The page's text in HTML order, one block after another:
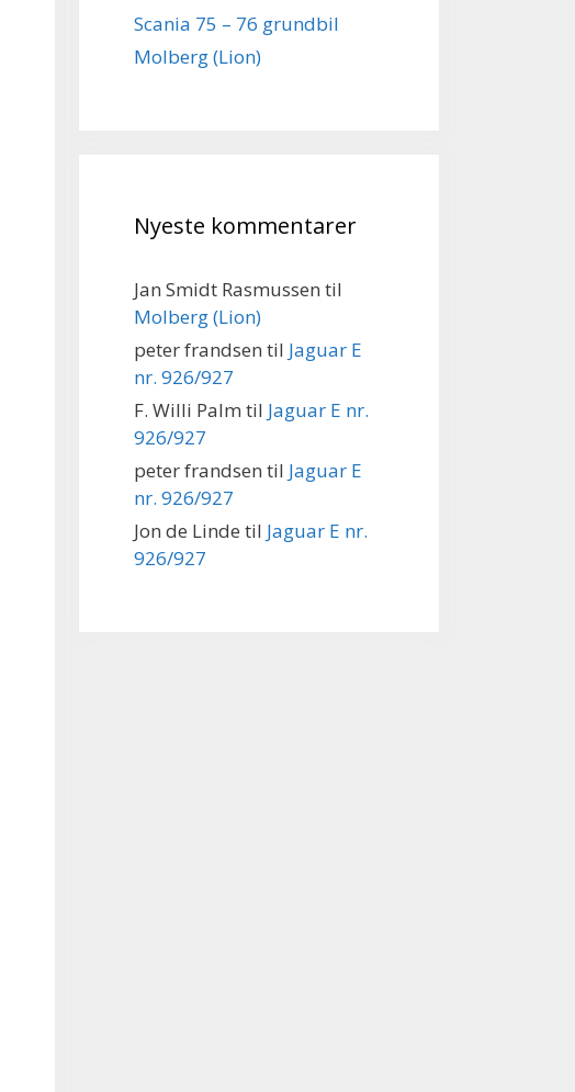
Scania 75 – 76 grundbil
Molberg (Lion)
Nyeste kommentarer
Jan Smidt Rasmussen til
Molberg (Lion)
peter frandsen til Jaguar E
nr. 926/927
F. Willi Palm til Jaguar E nr.
926/927
peter frandsen til Jaguar E
nr. 926/927
Jon de Linde til Jaguar E nr.
926/927